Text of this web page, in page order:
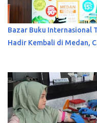
Bazar Buku Internasional
Hadir Kembali di Medan,